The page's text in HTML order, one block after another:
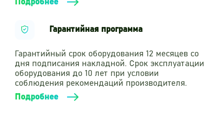
Подробнее
Гарантийная программа
Гарантийный срок оборудования 12 месяцев со
дня подписания накладной. Срок эксплуатации
оборудования до 10 лет при условии
соблюдения рекомендаций производителя.
Подробнее